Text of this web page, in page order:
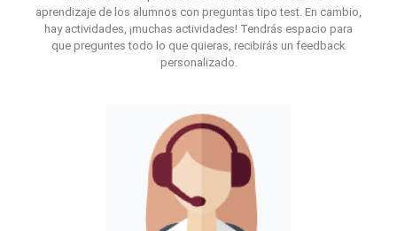
aprendizaje de los alumnos con preguntas tipo test. En cambio,
hay actividades, ¡muchas actividades! Tendrás espacio para
que preguntes todo lo que quieras, recibirás un feedback
personalizado.